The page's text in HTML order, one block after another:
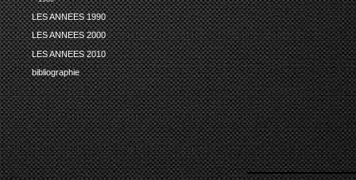
LES ANNEES 1990
LES ANNEES 2000
LES ANNEES 2010
bibliographie